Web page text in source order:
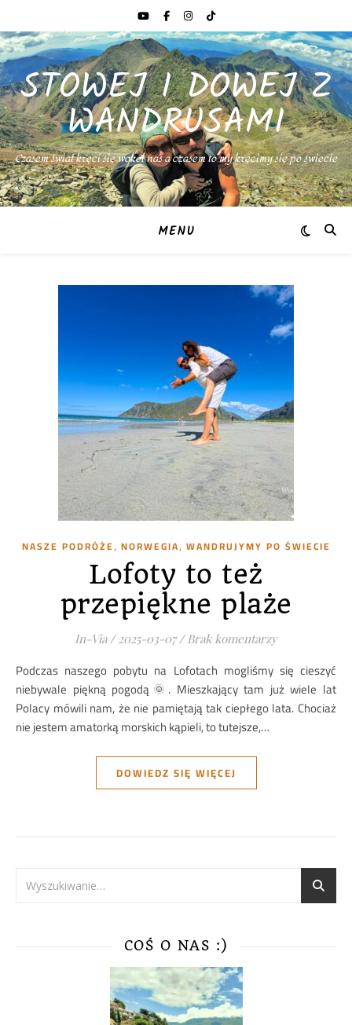
STOWEJ I DOWEJ Z
WANDRUSAMI
Czasem świat kręci się wokół nas a czasem to my kręcimy się po świecie
MENU
NASZE PODRÓŻE, NORWEGIA, WANDRUJYMY PO ŚWIECIE
Lofoty to też
przepiękne plaże
In-Via / 2025-03-07 / Brak komentarzy
Podczas naszego pobytu na Lofotach mogliśmy się cieszyć
niebywale piękną pogodą🌞. Mieszkający tam już wiele lat
Polacy mówili nam, że nie pamiętają tak ciepłego lata. Chociaż
nie jestem amatorką morskich kąpieli, to tutejsze,…
DOWIEDZ SIĘ WIĘCEJ
COŚ O NAS :)